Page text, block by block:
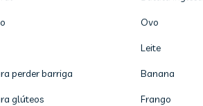
perder barriga
glúteos
Ovo
Leite
Banana
Frango